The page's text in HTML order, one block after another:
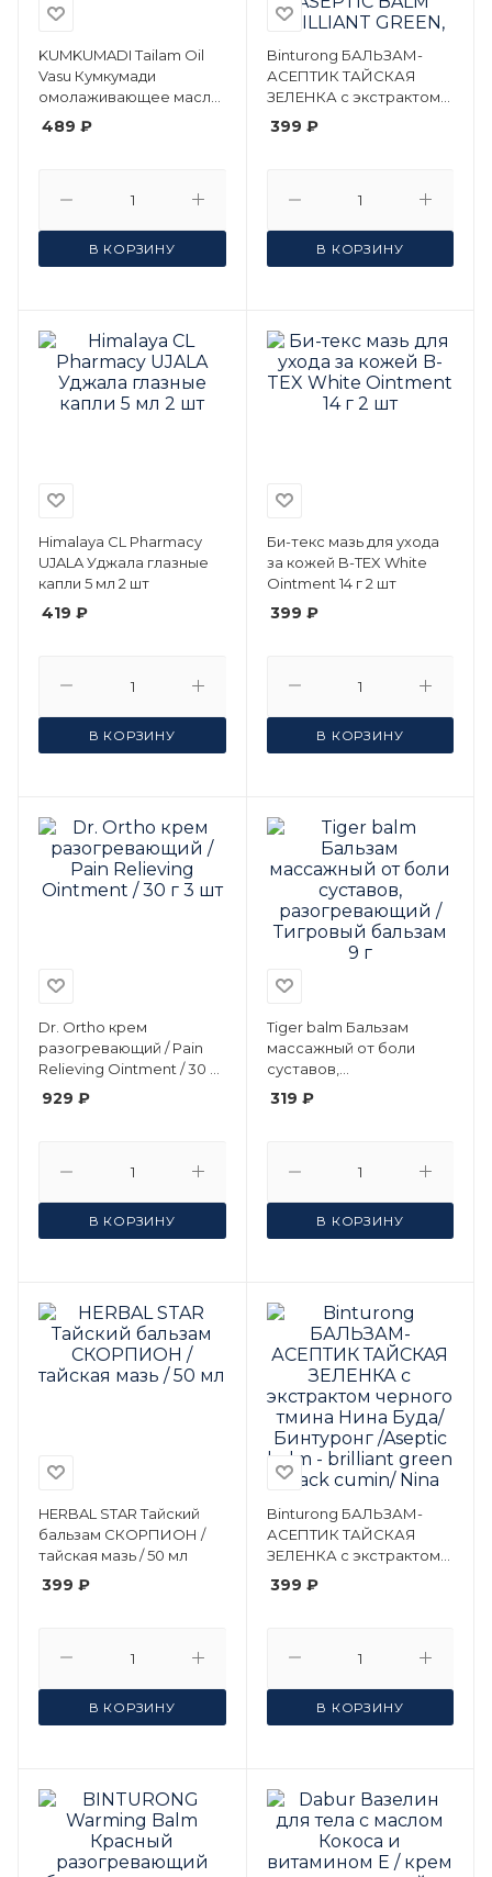
KUMKUMADI Tailam Oil
Vasu Кумкумади
омолаживающее масло
для лица Васу 25 мл
489 ₽
В КОРЗИНУ
Binturong БАЛЬЗАМ-
АСЕПТИК ТАЙСКАЯ
ЗЕЛЕНКА с экстрактом
куркумы /Нина Буда/
399 ₽
В КОРЗИНУ
Himalaya CL Pharmacy
UJALA Уджала глазные
капли 5 мл 2 шт
419 ₽
В КОРЗИНУ
Би-текс мазь для ухода
за кожей B-TEX White
Ointment 14 г 2 шт
399 ₽
В КОРЗИНУ
Dr. Ortho крем
разогревающий / Pain
Relieving Ointment / 30 г
3 шт
929 ₽
В КОРЗИНУ
Tiger balm Бальзам
массажный от боли
суставов,
разогревающий /
319 ₽
В КОРЗИНУ
HERBAL STAR Тайский
бальзам СКОРПИОН /
тайская мазь / 50 мл
399 ₽
В КОРЗИНУ
Binturong БАЛЬЗАМ-
АСЕПТИК ТАЙСКАЯ
ЗЕЛЕНКА с экстрактом
черного тмина Нина
Буда/ Бинтуронг /Aseptic
/Binturong/, 50 мл.
399 ₽
В КОРЗИНУ